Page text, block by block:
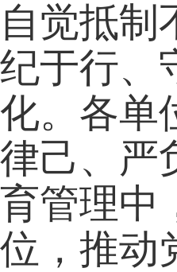
自觉抵制
纪于行、
化。各单
律己、严
育管理中
位，推动